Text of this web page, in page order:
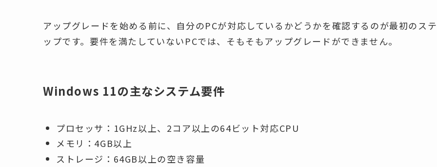
アップグレードを始める前に、自分のPCが対応しているかどうかを確認するのが最初のステ
ップです。要件を満たしていないPCでは、そもそもアップグレードができません。
Windows 11の主なシステム要件
プロセッサ：1GHz以上、2コア以上の64ビット対応CPU
メモリ：4GB以上
ストレージ：64GB以上の空き容量